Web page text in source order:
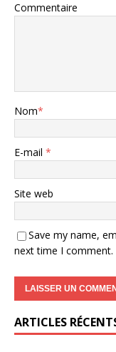
Commentaire
Nom*
E-mail *
Site web
Save my name,
next time I comment.
ARTICLES